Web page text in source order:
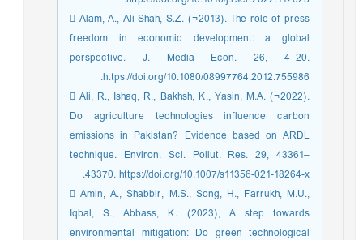
 Alam, A., Ali Shah, S.Z. (¬2013). The role of press
freedom in economic development: a global
perspective. J. Media Econ. 26, 4–20.
https://doi.org/10.1080/08997764.2012.755986.
 Ali, R., Ishaq, R., Bakhsh, K., Yasin, M.A. (¬2022).
Do agriculture technologies influence carbon
emissions in Pakistan? Evidence based on ARDL
technique. Environ. Sci. Pollut. Res. 29, 43361–
43370. https://doi.org/10.1007/s11356-021-18264-x.
 Amin, A., Shabbir, M.S., Song, H., Farrukh, M.U.,
Iqbal, S., Abbass, K. (2023), A step towards
environmental mitigation: Do green technological